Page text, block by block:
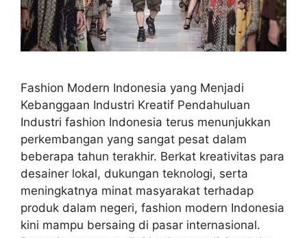
Fashion Modern Indonesia yang Menjadi
Kebanggaan Industri Kreatif Pendahuluan
Industri fashion Indonesia terus menunjukkan
perkembangan yang sangat pesat dalam
beberapa tahun terakhir. Berkat kreativitas para
desainer lokal, dukungan teknologi, serta
meningkatnya minat masyarakat terhadap
produk dalam negeri, fashion modern Indonesia
kini mampu bersaing di pasar internasional.